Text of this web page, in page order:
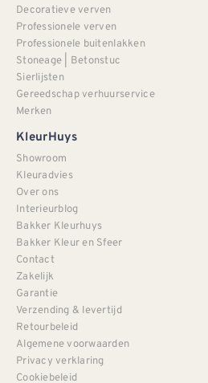
Decoratieve verven
Professionele verven
Professionele buitenlakken
Stoneage | Betonstuc
Sierlijsten
Gereedschap verhuurservice
Merken
KleurHuys
Showroom
Kleuradvies
Over ons
Interieurblog
Bakker Kleurhuys
Bakker Kleur en Sfeer
Contact
Zakelijk
Garantie
Verzending & levertijd
Retourbeleid
Algemene voorwaarden
Privacy verklaring
Cookiebeleid